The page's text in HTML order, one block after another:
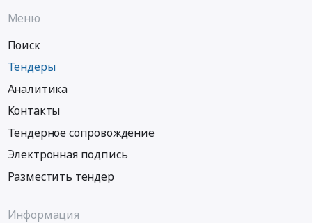
Меню
Поиск
Тендеры
Аналитика
Контакты
Тендерное сопровождение
Электронная подпись
Разместить тендер
Информация